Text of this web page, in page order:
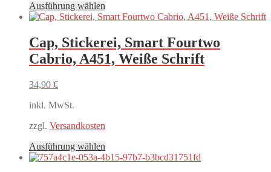
Ausführung wählen
Produkt
mehrere
Varianten
auf.
werden
Cap, Stickerei, Smart Fourtwo
Cabrio, A451, Weiße Schrift
34,90 €
inkl. MwSt.
zzgl. Versandkosten
Ausführung wählen
Produkt